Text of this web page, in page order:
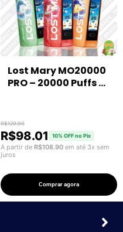
Lost Mary MO20000
PRO – 20000 Puffs –
R$129.90
R$98.01 10% OFF no Pix
A partir de R$108.90 em até 3x sem
juros
Comprar agora